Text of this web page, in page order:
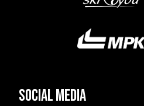
Social media